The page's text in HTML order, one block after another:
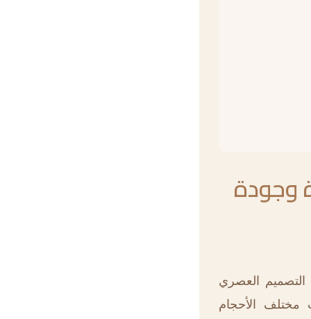
وجودة
العصري
مختلف الأحجام